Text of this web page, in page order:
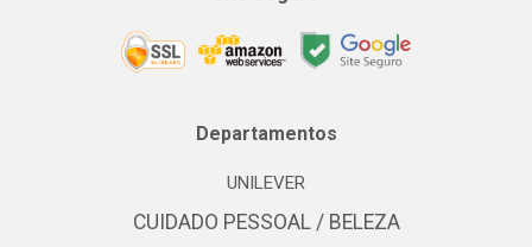
Departamentos
UNILEVER
CUIDADO PESSOAL / BELEZA